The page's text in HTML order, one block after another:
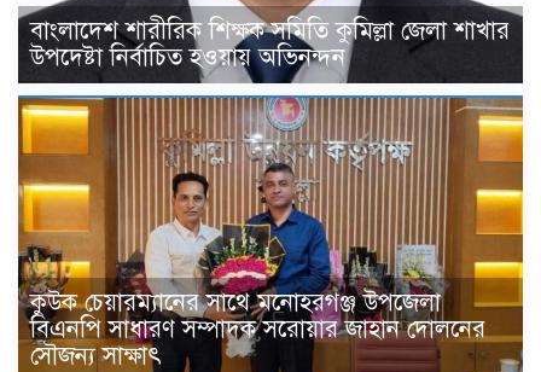
বাংলাদেশ শারীরিক শিক্ষক সমিতি কুমিল্লা জেলা শাখার
উপদেষ্টা নির্বাচিত হওয়ায় অভিনন্দন
কুউক চেয়ারম্যানের সাথে মনোহরগঞ্জ উপজেলা
বিএনপি সাধারণ সম্পাদক সরোয়ার জাহান দোলনের
সৌজন্য সাক্ষাৎ